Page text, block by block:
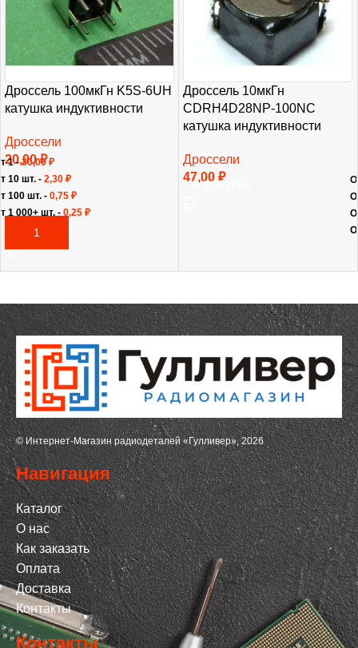
Дроссель 100мкГн K5S-6UH
катушка индуктивности
Дроссели
20,00₽
В КОРЗИНУ
1 -20,00₽
10 шт. - 2,30 ₽
100 шт. - 0,75 ₽
1 000+ шт. - 0,25 ₽
Дроссель 10мкГн
CDRH4D28NP-100NC
катушка индуктивности
Дроссели
47,00 ₽
В КОРЗИНУ
© Интернет-Магазин радиодеталей «Гулливер», 2026
Навигация
Каталог
О нас
Как заказать
Оплата
Доставка
Контакты
Контакты